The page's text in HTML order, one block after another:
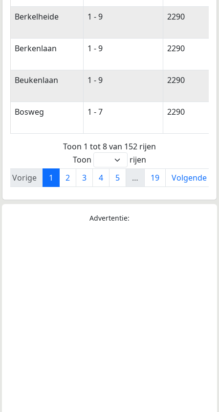
Berkelheide 1 - 9 2290
Berkenlaan 1 - 9 2290
Beukenlaan 1 - 9 2290
Bosweg 1 - 7 2290
Toon 1 tot 8 van 152 rijen
Toon
rijen
Vorige
1 2 3 4 5 … 19 Volgende
Advertentie: